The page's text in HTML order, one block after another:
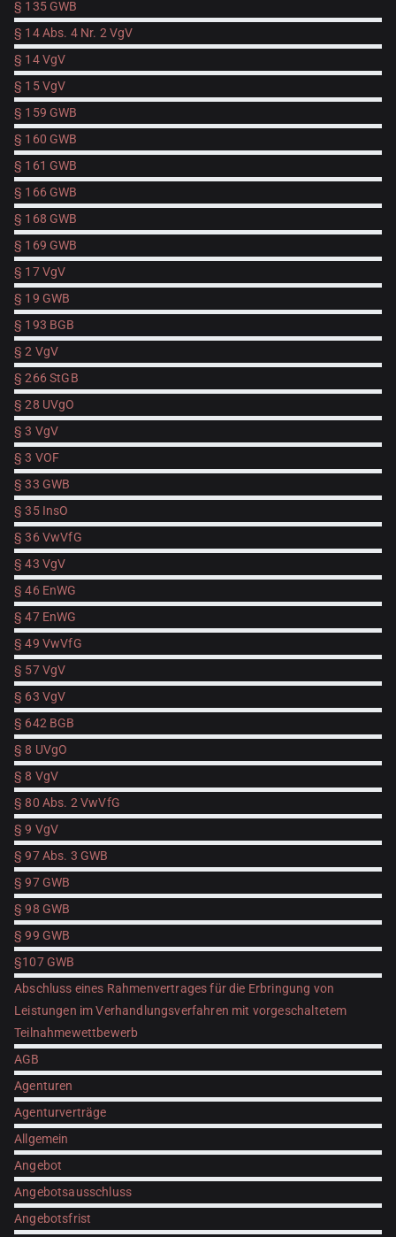
§ 135 GWB
§ 14 Abs. 4 Nr. 2 VgV
§ 14 VgV
§ 15 VgV
§ 159 GWB
§ 160 GWB
§ 161 GWB
§ 166 GWB
§ 168 GWB
§ 169 GWB
§ 17 VgV
§ 19 GWB
§ 193 BGB
§ 2 VgV
§ 266 StGB
§ 28 UVgO
§ 3 VgV
§ 3 VOF
§ 33 GWB
§ 35 InsO
§ 36 VwVfG
§ 43 VgV
§ 46 EnWG
§ 47 EnWG
§ 49 VwVfG
§ 57 VgV
§ 63 VgV
§ 642 BGB
§ 8 UVgO
§ 8 VgV
§ 80 Abs. 2 VwVfG
§ 9 VgV
§ 97 Abs. 3 GWB
§ 97 GWB
§ 98 GWB
§ 99 GWB
§107 GWB
Abschluss eines Rahmenvertrages für die Erbringung von
Leistungen im Verhandlungsverfahren mit vorgeschaltetem
Teilnahmewettbewerb
AGB
Agenturen
Agenturverträge
Allgemein
Angebot
Angebotsausschluss
Angebotsfrist